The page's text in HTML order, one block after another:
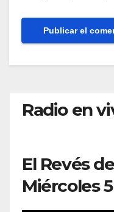
Radio en
El Revés
Miércoles